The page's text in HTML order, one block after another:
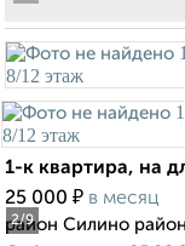
2/9
1-к квартира, на
25 000 ₽ в месяц
район Силино